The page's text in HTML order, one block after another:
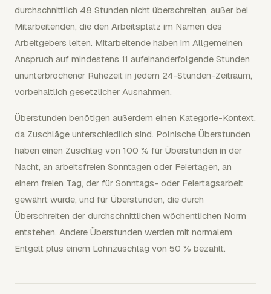
durchschnittlich 48 Stunden nicht überschreiten, außer bei
Mitarbeitenden, die den Arbeitsplatz im Namen des
Arbeitgebers leiten. Mitarbeitende haben im Allgemeinen
Anspruch auf mindestens 11 aufeinanderfolgende Stunden
ununterbrochener Ruhezeit in jedem 24-Stunden-Zeitraum,
vorbehaltlich gesetzlicher Ausnahmen.
Überstunden benötigen außerdem einen Kategorie-Kontext,
da Zuschläge unterschiedlich sind. Polnische Überstunden
haben einen Zuschlag von 100 % für Überstunden in der
Nacht, an arbeitsfreien Sonntagen oder Feiertagen, an
einem freien Tag, der für Sonntags- oder Feiertagsarbeit
gewährt wurde, und für Überstunden, die durch
Überschreiten der durchschnittlichen wöchentlichen Norm
entstehen. Andere Überstunden werden mit normalem
Entgelt plus einem Lohnzuschlag von 50 % bezahlt.